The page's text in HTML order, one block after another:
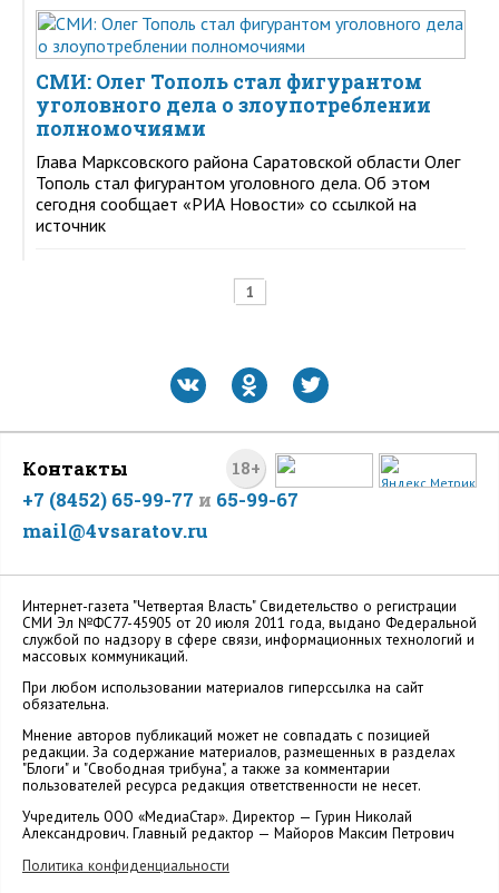
СМИ: Олег Тополь стал фигурантом
уголовного дела о злоупотреблении
полномочиями
Глава Марксовского района Саратовской области Олег
Тополь стал фигурантом уголовного дела. Об этом
сегодня сообщает «РИА Новости» со ссылкой на
источник
1
18+
Контакты
+7 (8452) 65-99-77 и 65-99-67
mail@4vsaratov.ru
Интернет-газета "Четвертая Власть" Cвидетельство о регистрации
СМИ Эл №ФС77-45905 от 20 июля 2011 года, выдано Федеральной
службой по надзору в сфере связи, информационных технологий и
массовых коммуникаций.
При любом использовании материалов гиперссылка на сайт
обязательна.
Мнение авторов публикаций может не совпадать с позицией
редакции. За содержание материалов, размещенных в разделах
"Блоги" и "Свободная трибуна", а также за комментарии
пользователей ресурса редакция ответственности не несет.
Учредитель ООО «МедиаСтар». Директор — Гурин Николай
Александрович. Главный редактор — Майоров Максим Петрович
Политика конфиденциальности